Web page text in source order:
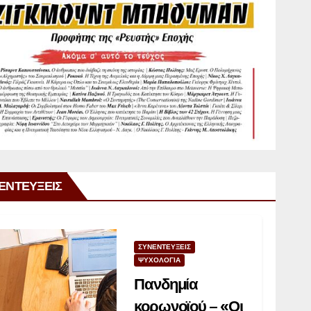
ΣΥΝΕΝΤΕΥΞΕΙΣ
ΨΥΧΟΛΟΓΙΑ
Πανδημία
κορωνοϊού – «Οι